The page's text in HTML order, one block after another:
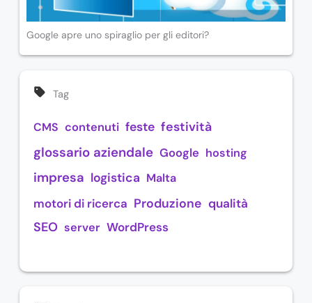
Google apre uno spiraglio per gli editori?
Tag
CMS contenuti feste festività
glossario aziendale Google hosting
impresa logistica Malta
motori di ricerca Produzione qualità
SEO server WordPress